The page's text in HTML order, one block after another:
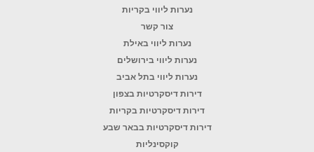
נערות ליווי בקריות
צור קשר
נערות ליווי באילת
נערות ליווי בירושלים
נערות ליווי בתל אביב
דירות דיסקרטיות בצפון
דירות דיסקרטיות בקריות
דירות דיסקרטיות בבאר שבע
קוקסינליות